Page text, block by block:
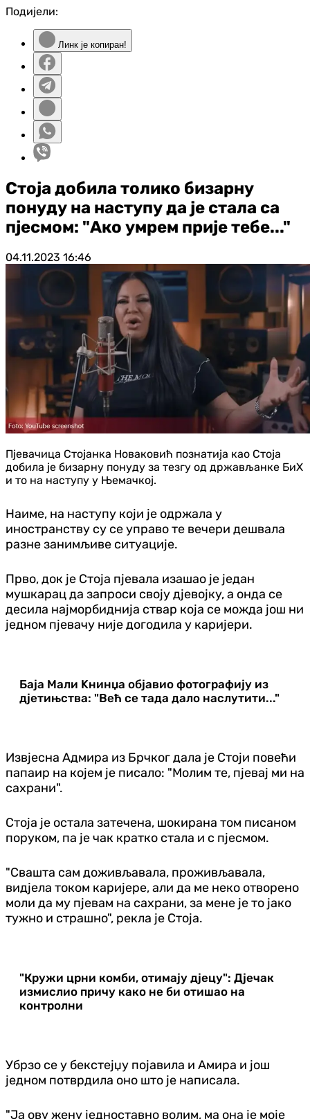
Подијели:
Линк је копиран!
Стоја добила толико бизарну
понуду на наступу да је стала са
пјесмом: "Ако умрем прије тебе..."
04.11.2023 16:46
Пјевачица Стојанка Новаковић познатија као Стоја
добила је бизарну понуду за тезгу од држављанке БиХ
и то на наступу у Њемачкој.
Наиме, на наступу који је одржала у
иностранству су се управо те вечери дешвала
разне занимљиве ситуације.
Прво, док је Стоја пјевала изашао је један
мушкарац да запроси своју дјевојку, а онда се
десила најморбиднија ствар која се можда још ни
једном пјевачу није догодила у каријери.
Баја Мали Kнинџа објавио фотографију из
дјетињства: "Већ се тада дало наслутити..."
Извјесна Адмира из Брчког дала је Стоји повећи
папаир на којем је писало: "Молим те, пјевај ми на
сахрани".
Стоја је остала затечена, шокирана том писаном
поруком, па је чак кратко стала и с пјесмом.
"Свашта сам доживљавала, проживљавала,
видјела током каријере, али да ме неко отворено
моли да му пјевам на сахрани, за мене је то јако
тужно и страшно", рекла је Стоја.
"Кружи црни комби, отимају дјецу": Дјечак
измислио причу како не би отишао на
контролни
Убрзо се у бекстејџу појавила и Амира и још
једном потврдила оно што је написала.
"Ја ову жену једноставно волим, ма она је моје